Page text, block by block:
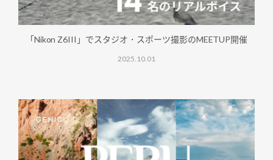
「Nikon Z6III」でスタジオ・スポーツ撮影のMEETUP開催
2025.10.01